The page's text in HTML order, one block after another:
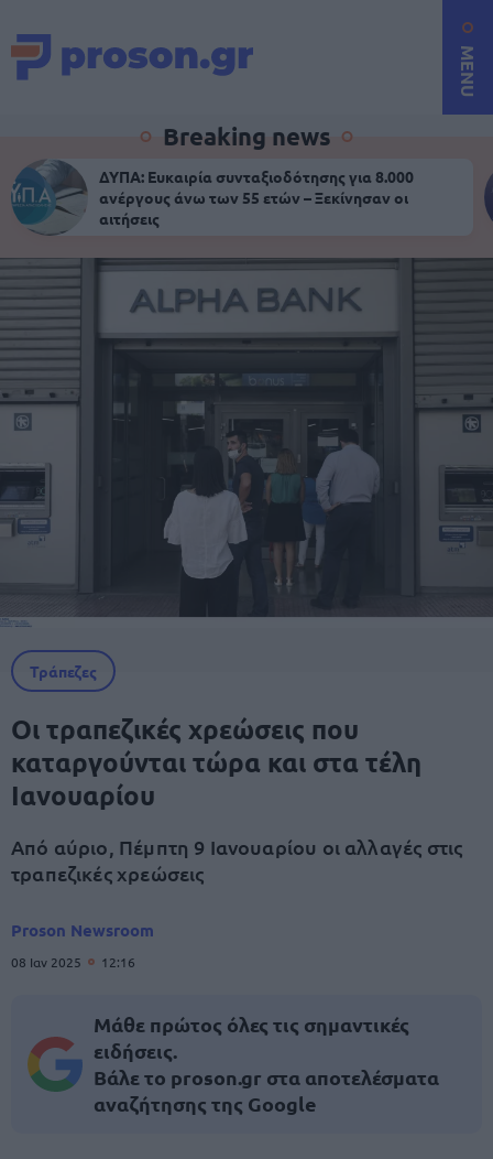
MENU
Breaking news
ΔΥΠΑ: Ευκαιρία συνταξιοδότησης για 8.000
ανέργους άνω των 55 ετών – Ξεκίνησαν οι
αιτήσεις
Τράπεζες
Οι τραπεζικές χρεώσεις που
καταργούνται τώρα και στα τέλη
Ιανουαρίου
Από αύριο, Πέμπτη 9 Ιανουαρίου οι αλλαγές στις
τραπεζικές χρεώσεις
Proson Newsroom
08 Ιαν 2025 12:16
Μάθε πρώτος όλες τις σημαντικές
ειδήσεις.
Βάλε το proson.gr στα αποτελέσματα
αναζήτησης της Google